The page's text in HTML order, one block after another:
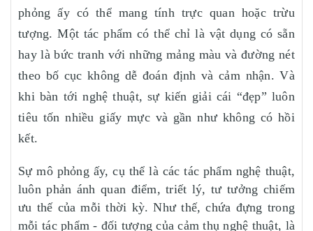
phỏng ấy có thể mang tính trực quan hoặc trừu
tượng. Một tác phẩm có thể chỉ là vật dụng có sẵn
hay là bức tranh với những mảng màu và đường nét
theo bố cục không dễ đoán định và cảm nhận. Và
khi bàn tới nghệ thuật, sự kiến giải cái “đẹp” luôn
tiêu tốn nhiều giấy mực và gần như không có hồi
kết.
Sự mô phỏng ấy, cụ thể là các tác phẩm nghệ thuật,
luôn phản ánh quan điểm, triết lý, tư tưởng chiếm
ưu thế của mỗi thời kỳ. Như thế, chứa đựng trong
mỗi tác phẩm - đối tượng của cảm thụ nghệ thuật, là